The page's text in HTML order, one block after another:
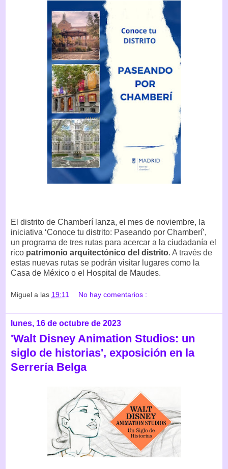
El distrito de Chamberí lanza, el mes de noviembre, la
iniciativa ‘Conoce tu distrito: Paseando por Chamberí’,
un programa de tres rutas para acercar a la ciudadanía el
rico patrimonio arquitectónico del distrito. A través de
estas nuevas rutas se podrán visitar lugares como la
Casa de México o el Hospital de Maudes.
Miguel a las 19:11 No hay comentarios :
lunes, 16 de octubre de 2023
'Walt Disney Animation Studios: un
siglo de historias', exposición en la
Serrería Belga